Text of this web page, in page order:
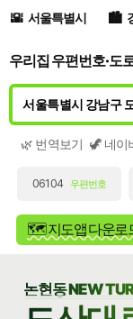
서울특별시
우리집 우편번호·도
🌿 번역보기 🦖 네이
06104 우편번호
🗺️ 지도앱 다운로
논현동 NEW